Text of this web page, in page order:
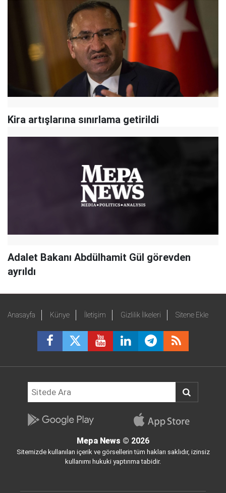
Kira artışlarına sınırlama getirildi
Adalet Bakanı Abdülhamit Gül görevden
ayrıldı
Anasayfa Künye İletişim Gizlilik İlkeleri Sitene Ekle
Mepa News © 2026
Sitemizde kullanılan içerik ve görsellerin tüm hakları saklıdır, izinsiz
kullanımı hukuki yaptırıma tabidir.